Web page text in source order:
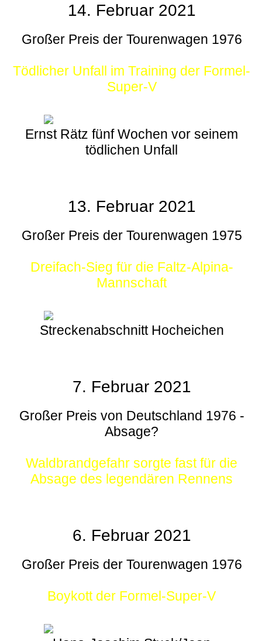
14. Februar 2021
Großer Preis der Tourenwagen 1976
Tödlicher Unfall im Training der Formel-
Super-V
Ernst Rätz fünf Wochen vor seinem
tödlichen Unfall
13. Februar 2021
Großer Preis der Tourenwagen 1975
Dreifach-Sieg für die Faltz-Alpina-
Mannschaft
Streckenabschnitt Hocheichen
7. Februar 2021
Großer Preis von Deutschland 1976 -
Absage?
Waldbrandgefahr sorgte fast für die
Absage des legendären Rennens
6. Februar 2021
Großer Preis der Tourenwagen 1976
Boykott der Formel-Super-V